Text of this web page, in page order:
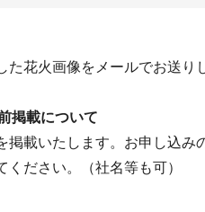
花火画像をメールでお送り
掲載について
載いたします。お申し込み
ださい。（社名等も可）